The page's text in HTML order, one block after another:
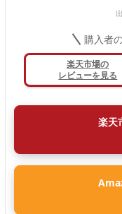
購入者
楽天市場の
レビューを見る
楽天